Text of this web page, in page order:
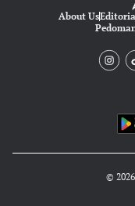
About Us
©